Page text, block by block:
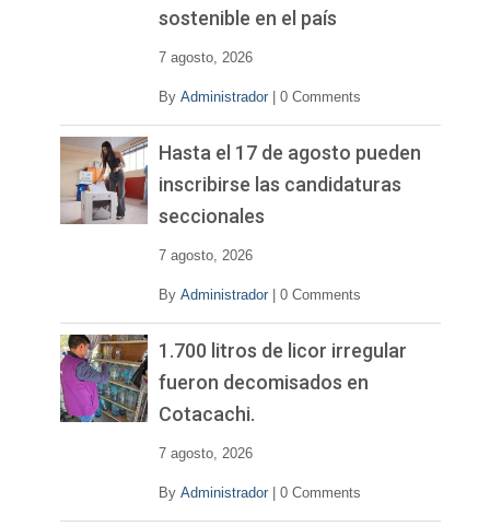
sostenible en el país
7 agosto, 2026
By Administrador 0 Comments
Hasta el 17 de agosto pueden
inscribirse las candidaturas
seccionales
7 agosto, 2026
By Administrador 0 Comments
1.700 litros de licor irregular
fueron decomisados en
Cotacachi.
7 agosto, 2026
By Administrador 0 Comments